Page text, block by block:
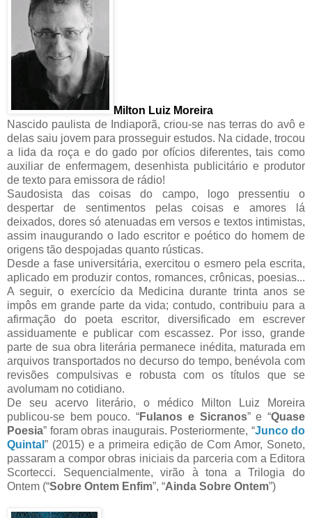
Milton Luiz Moreira
Nascido paulista de Indiaporã, criou-se nas terras do avô e
delas saiu jovem para prosseguir estudos. Na cidade, trocou
a lida da roça e do gado por ofícios diferentes, tais como
auxiliar de enfermagem, desenhista publicitário e produtor
de texto para emissora de rádio!
Saudosista das coisas do campo, logo pressentiu o
despertar de sentimentos pelas coisas e amores lá
deixados, dores só atenuadas em versos e textos intimistas,
assim inaugurando o lado escritor e poético do homem de
origens tão despojadas quanto rústicas.
Desde a fase universitária, exercitou o esmero pela escrita,
aplicado em produzir contos, romances, crônicas, poesias...
A seguir, o exercício da Medicina durante trinta anos se
impôs em grande parte da vida; contudo, contribuiu para a
afirmação do poeta escritor, diversificado em escrever
assiduamente e publicar com escassez. Por isso, grande
parte de sua obra literária permanece inédita, maturada em
arquivos transportados no decurso do tempo, benévola com
revisões compulsivas e robusta com os títulos que se
avolumam no cotidiano.
De seu acervo literário, o médico Milton Luiz Moreira
publicou-se bem pouco. “Fulanos e Sicranos” e “Quase
Poesia” foram obras inaugurais. Posteriormente, “Junco do
Quintal ” (2015) e a primeira edição de Com Amor, Soneto,
passaram a compor obras iniciais da parceria com a Editora
Scortecci. Sequencialmente, virão à tona a Trilogia do
Ontem (“Sobre Ontem Enfim”, “Ainda Sobre Ontem”)